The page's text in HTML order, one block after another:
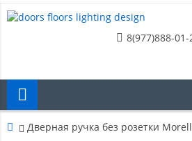
8(977)888-01-
Дверная ручка без розетки